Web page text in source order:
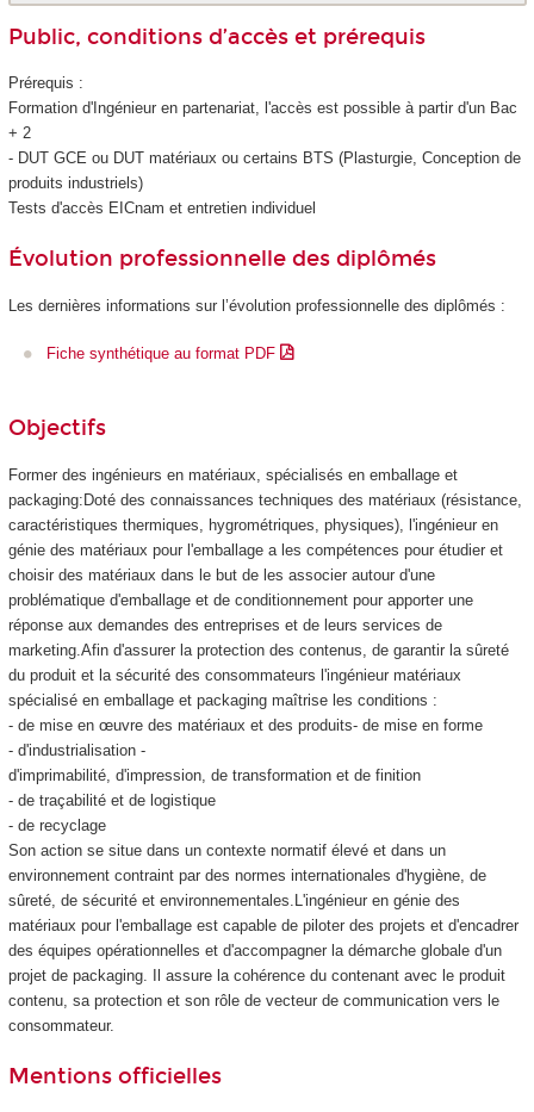
Public, conditions d’accès et prérequis
Prérequis :
Formation d'Ingénieur en partenariat, l'accès est possible à partir d'un Bac
+ 2
- DUT GCE ou DUT matériaux ou certains BTS (Plasturgie, Conception de
produits industriels)
Tests d'accès EICnam et entretien individuel
Évolution professionnelle des diplômés
Les dernières informations sur l’évolution professionnelle des diplômés :
Fiche synthétique au format PDF
Objectifs
Former des ingénieurs en matériaux, spécialisés en emballage et
packaging:Doté des connaissances techniques des matériaux (résistance,
caractéristiques thermiques, hygrométriques, physiques), l'ingénieur en
génie des matériaux pour l'emballage a les compétences pour étudier et
choisir des matériaux dans le but de les associer autour d'une
problématique d'emballage et de conditionnement pour apporter une
réponse aux demandes des entreprises et de leurs services de
marketing.Afin d'assurer la protection des contenus, de garantir la sûreté
du produit et la sécurité des consommateurs l'ingénieur matériaux
spécialisé en emballage et packaging maîtrise les conditions :
- de mise en œuvre des matériaux et des produits- de mise en forme
- d'industrialisation -
d'imprimabilité, d'impression, de transformation et de finition
- de traçabilité et de logistique
- de recyclage
Son action se situe dans un contexte normatif élevé et dans un
environnement contraint par des normes internationales d'hygiène, de
sûreté, de sécurité et environnementales.L'ingénieur en génie des
matériaux pour l'emballage est capable de piloter des projets et d'encadrer
des équipes opérationnelles et d'accompagner la démarche globale d'un
projet de packaging. Il assure la cohérence du contenant avec le produit
contenu, sa protection et son rôle de vecteur de communication vers le
consommateur.
Mentions officielles